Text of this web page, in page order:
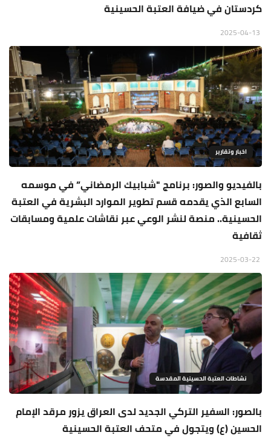
كردستان في ضيافة العتبة الحسينية
اخبار وتقارير
بالفيديو والصور: برنامج "شبابيك الرمضاني” في موسمه
السابع الذي يقدمه قسم تطوير الموارد البشرية في العتبة
الحسينية.. منصة لنشر الوعي عبر نقاشات علمية ومسابقات
ثقافية
نشاطات العتبة الحسينية المقدسة
بالصور: السفير التركي الجديد لدى العراق يزور مرقد الإمام
الحسين (ع) ويتجول في متحف العتبة الحسينية